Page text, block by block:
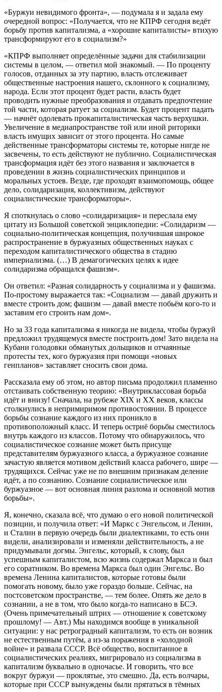
«Буржуи невидимого фронта», — подумала я и задала ему
очередной вопрос: «Получается, что не КПРФ сегодня ведёт
борьбу против капитализма, а «хорошие капиталисты» втихую
трансформируют его в социализм?»
«КПРФ выполняет определённые задачи для стабилизации
системы в целом, — ответил мой знакомый. — По проценту
голосов, отданных за эту партию, власть отслеживает
общественные настроения нашего, склонного к социализму,
народа. Если этот процент будет расти, власть будет
проводить нужные преобразования и отдавать предпочтение
той части, которая ратует за социализм. Будет процент падать
— начнёт одолевать прокапиталистическая часть верхушки.
Увеличение в медиапространстве той или иной риторики
власть имущих зависит от этого процента. Но самые
действенные трансформаторы системы те, которые нигде не
засвечены, то есть действуют не публично. Социалистическая
трансформация идёт без этого названия и заключается в
проведении в жизнь социалистических принципов и
моральных устоев. Везде, где проходят взаимопомощь, общее
дело, солидаризация, коллективизм, действуют
социалистические трансформаторы».
Я споткнулась о слово «солидаризация» и переслала ему
цитату из Большой советской энциклопедии: «Солидаризм —
социально-политическая концепция, получившая широкое
распространение в буржуазных общественных науках с
переходом капиталистического общества в стадию
империализма. (…) В демагогических целях к идее
солидаризма обращался фашизм».
Он ответил: «Разная солидарность у социализма и у фашизма.
По-простому выражается так: «Социализм — давай дружить и
вместе строить дом; фашизм — давай вместе побьём кого-то и
заставим его строить нам дом».
Но за 33 года капитализма я никогда не видела, чтобы буржуй
предложил трудящемуся вместе построить дом! Зато видела на
Кубани голодовки обманутых дольщиков и отчаянные
протесты тех, кого буржуазия при помощи «новых
генпланов» заставляет сносить свои дома.
Рассказала ему об этом, но автор письма продолжил пламенно
отстаивать собственную теорию: «Внутриклассовая борьба
идёт и внизу! Сначала, на рубеже ХIХ и ХХ веков, классы
столкнулись в непримиримом противостоянии. В процессе
борьбы сознание каждого из них проникло в
противоположный класс. И теперь остриё борьбы сместилось
внутрь каждого из классов. Потому что обнаружилось, что
социалистическое сознание может быть присуще
представителям буржуазного класса, а буржуазное сознание
зачастую является мотивом действий класса рабочего, шире —
трудящихся. Сейчас уже не по внешним признакам деление
идёт, а по сознанию. Сознание социалистическое или
буржуазное — вот основная линия разлома и основной мотив
борьбы».
Я, конечно, сказала всё, что думаю о его новой политической
позиции, и получила ответ: «И Маркс с Энгельсом, и Ленин,
и Сталин в первую очередь были диалектиками, то есть они
видели, анализировали и изменяли действительность, а не
придумывали догмы. Энгельс, который, к слову, был
успешным капиталистом, всю жизнь содержал Маркса и был
его соратником. Во времена Маркса был один Энгельс. Во
времена Ленина капиталистов, которые готовы были
помогать новому, было уже гораздо больше. Сейчас, на
постсоветском пространстве, — тем более. Опять же дело в
сознании, а не в том, что было когда-то написано в БСЭ.
(Очень примечательный штрих — отношение к советскому
прошлому! — Авт.) Мы находимся вообще в уникальной
ситуации: у нас ретроградный капитализм, то есть он возник
не естественным путём, а из-за поражения в «холодной
войне» и развала СССР. Всё общество, воспитанное в
социалистических реалиях, мигрировало из социализма в
капитализм буквально в одночасье. И говорить, что все
вокруг буржуи — проклятые, это смешно. Да, есть волчары,
которые при СССР вынуждены были прятаться в тёмных